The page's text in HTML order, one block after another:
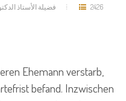
فضيلة الأستاذ 2426
Ehemann verstarb,
befand. Inzwischen